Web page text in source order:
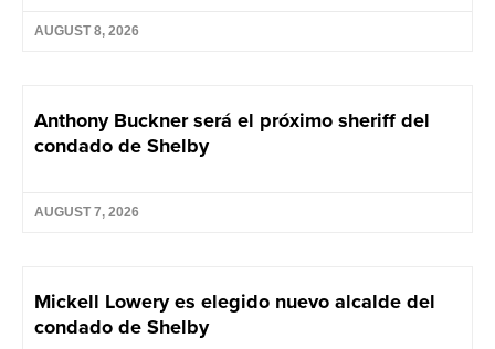
AUGUST 8, 2026
Anthony Buckner será el próximo sheriff del
condado de Shelby
AUGUST 7, 2026
Mickell Lowery es elegido nuevo alcalde del
condado de Shelby